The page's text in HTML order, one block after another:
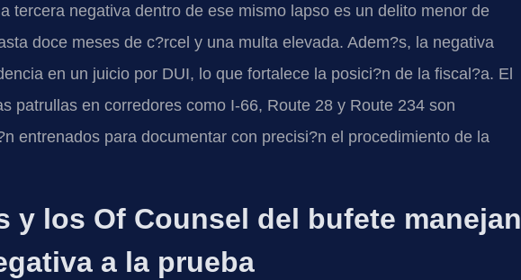
tercera negativa dentro de ese mismo lapso es un delito menor de
doce meses de c?rcel y una multa elevada. Adem?s, la negativa
en un juicio por DUI, lo que fortalece la posici?n de la fiscal?a. El
patrullas en corredores como I-66, Route 28 y Route 234 son
entrenados para documentar con precisi?n el procedimiento de la
y los Of Counsel del bufete manejan
a la prueba